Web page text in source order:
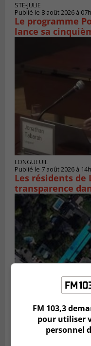
STE-JULIE
Publié le 8 août 2026 à
Le programme
lance sa
LONGUEUIL
Publié le 7 août 2026 à
Les résidents
transparence
GREENFIELD PARK
Publié le 6 août 2026 à
Greenfield Park
FM 103,3
pour utiliser
personnel